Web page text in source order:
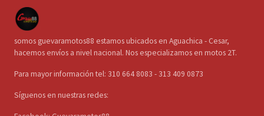
somos guevaramotos88 estamos ubicados en Aguachica - Cesar,
hacemos envíos a nivel nacional. Nos especializamos en motos 2T.
Para mayor información tel: 310 664 8083 - 313 409 0873
Síguenos en nuestras redes: